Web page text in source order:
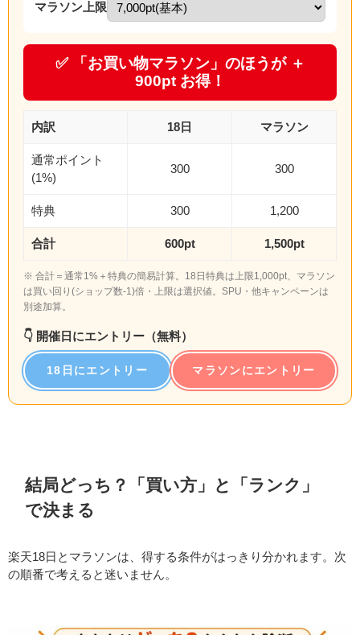
マラソン上限
✅ 「お買い物マラソン」のほうが ＋
900pt お得！
内訳 18日 マラソン
通常ポイント
(1%)
300 300
特典 300 1,200
合計 600pt 1,500pt
※ 合計＝通常1%＋特典の簡易計算。18日特典は上限1,000pt、マラソン
は買い回り(ショップ数-1)倍・上限は選択値。SPU・他キャンペーンは
別途加算。
👇️ 開催日にエントリー（無料）
18日にエントリー マラソンにエントリー
結局どっち？「買い方」と「ランク」
で決まる
楽天18日とマラソンは、得する条件がはっきり分かれます。次
の順番で考えると迷いません。